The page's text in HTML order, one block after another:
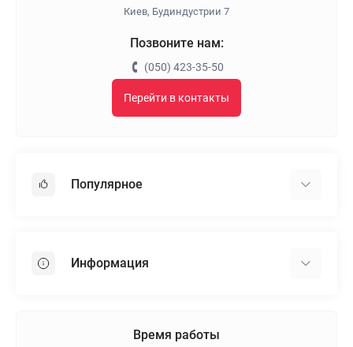
Киев, Будиндустрии 7
Позвоните нам:
(050) 423-35-50
Перейти в контакты
Популярное
Пенопласт
Информация
Время работы